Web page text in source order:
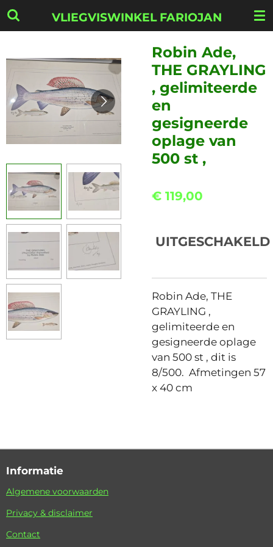
Ga
direct
de
hoofdinhoud
VLIEGVISWINKEL FARIOJAN
Robin Ade,
THE GRAYLING
, gelimiteerde
en
gesigneerde
oplage van
500 st ,
€ 119,00
UITGESCHAKELD
Robin Ade, THE
GRAYLING ,
gelimiteerde en
gesigneerde oplage
van 500 st , dit is
8/500. Afmetingen 57
x 40 cm
Informatie
Algemene voorwaarden
Privacy & disclaimer
Contact